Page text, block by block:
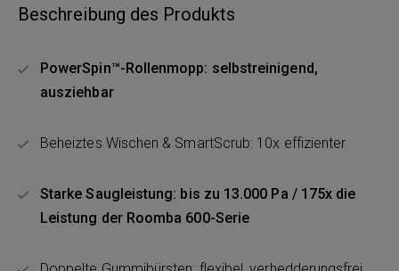
Beschreibung des Produkts
PowerSpin™-Rollenmopp: selbstreinigend,
ausziehbar
Beheiztes Wischen & SmartScrub: 10x effizienter
Starke Saugleistung: bis zu 13.000 Pa / 175x die
Leistung der Roomba 600-Serie